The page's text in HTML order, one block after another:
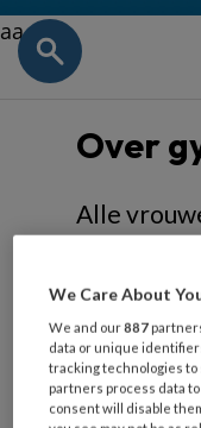
aa
Over
Alle
de
We Care About
We and our887
data or unique
tracking technologies
partners process data
consent will disable